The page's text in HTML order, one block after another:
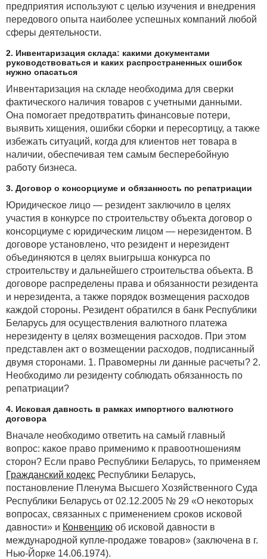
предприятия используют с целью изучения и внедрения
передового опыта наиболее успешных компаний любой
сферы деятельности.
2. Инвентаризация склада: какими документами
руководствоваться и каких распространенных ошибок
нужно опасаться
Инвентаризация на складе необходима для сверки
фактического наличия товаров с учетными данными.
Она помогает предотвратить финансовые потери,
выявить хищения, ошибки сборки и пересортицу, а также
избежать ситуаций, когда для клиентов нет товара в
наличии, обеспечивая тем самым бесперебойную
работу бизнеса.
3. Договор о консорциуме и обязанность по репатриации
Юридическое лицо — резидент заключило в целях
участия в конкурсе по строительству объекта договор о
консорциуме с юридическим лицом — нерезидентом. В
договоре установлено, что резидент и нерезидент
объединяются в целях выигрыша конкурса по
строительству и дальнейшего строительства объекта. В
договоре распределены права и обязанности резидента
и нерезидента, а также порядок возмещения расходов
каждой стороны. Резидент обратился в банк Республики
Беларусь для осуществления валютного платежа
нерезиденту в целях возмещения расходов. При этом
представлен акт о возмещении расходов, подписанный
двумя сторонами. 1. Правомерны ли данные расчеты? 2.
Необходимо ли резиденту соблюдать обязанность по
репатриации?
4. Исковая давность в рамках импортного валютного
договора
Вначале необходимо ответить на самый главный
вопрос: какое право применимо к правоотношениям
сторон? Если право Республики Беларусь, то применяем
Гражданский кодекс Республики Беларусь,
постановление Пленума Высшего Хозяйственного Суда
Республики Беларусь от 02.12.2005 № 29 «О некоторых
вопросах, связанных с применением сроков исковой
давности» и Конвенцию об исковой давности в
международной купле-продаже товаров» (заключена в г.
Нью-Йорке 14.06.1974).